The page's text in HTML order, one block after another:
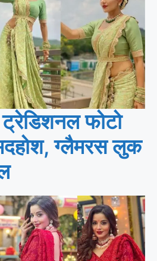
ट्रेडिशनल फोटो
ग्लैमरस लुक